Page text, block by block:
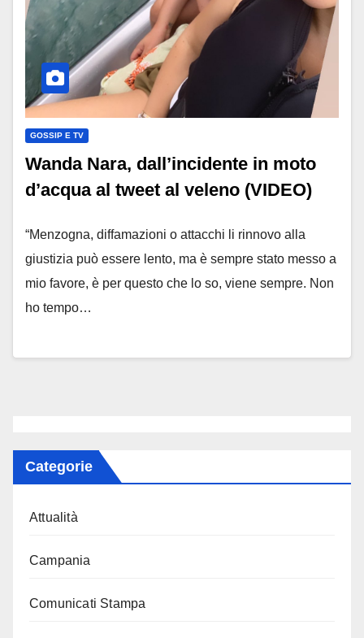
GOSSIP E TV
Wanda Nara, dall’incidente in moto
d’acqua al tweet al veleno (VIDEO)
“Menzogna, diffamazioni o attacchi li rinnovo alla
giustizia può essere lento, ma è sempre stato messo a
mio favore, è per questo che lo so, viene sempre. Non
ho tempo…
Categorie
Attualità
Campania
Comunicati Stampa